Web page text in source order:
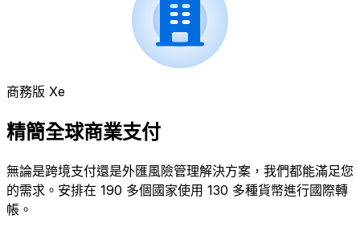
商務版 Xe
精簡全球商業支付
無論是跨境支付還是外匯風險管理解決方案，我們都能滿足您
的需求。安排在 190 多個國家使用 130 多種貨幣進行國際轉
帳。